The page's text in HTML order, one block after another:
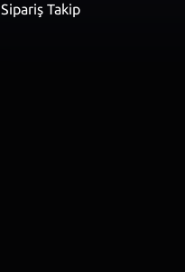
Sipariş Takip